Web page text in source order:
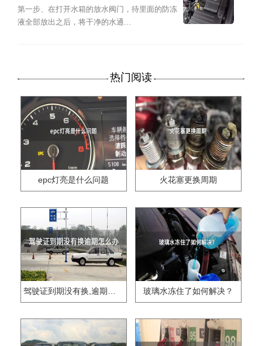
第一步、在打开水箱的放水阀门，待里面的防冻
液全部放出之后，将干净的水通...
热门阅读
epc灯亮是什么问题 火花塞更换周期
驾驶证到期没有换,逾期怎么办?? 玻璃水冻住了如何解决？